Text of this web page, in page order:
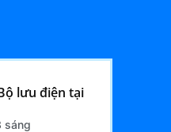
lưu điện tại
sáng